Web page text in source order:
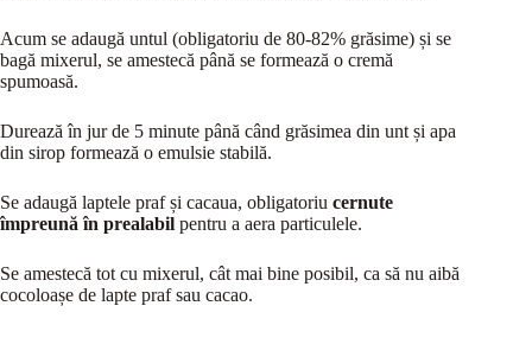
Acum se adaugă untul (obligatoriu de 80-82% grăsime) și se
bagă mixerul, se amestecă până se formează o cremă
spumoasă.
Durează în jur de 5 minute până când grăsimea din unt și apa
din sirop formează o emulsie stabilă.
Se adaugă laptele praf și cacaua, obligatoriu cernute
împreună în prealabil pentru a aera particulele.
Se amestecă tot cu mixerul, cât mai bine posibil, ca să nu aibă
cocoloașe de lapte praf sau cacao.